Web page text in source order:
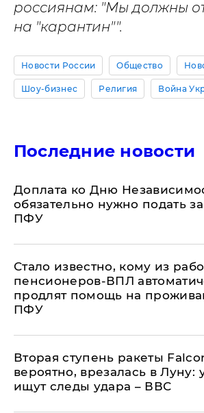
россиянам: "Мы должны
на "карантин"".
Новости России Общество
Шоу-бизнес Религия Война
Последние новости
Доплата ко Дню
обязательно нужно подать
ПФУ
Стало известно, кому из
пенсионеров-ВПЛ
продлят помощь на
ПФУ
Вторая ступень ракеты
вероятно, врезалась в Луну:
ищут следы удара – ВВС